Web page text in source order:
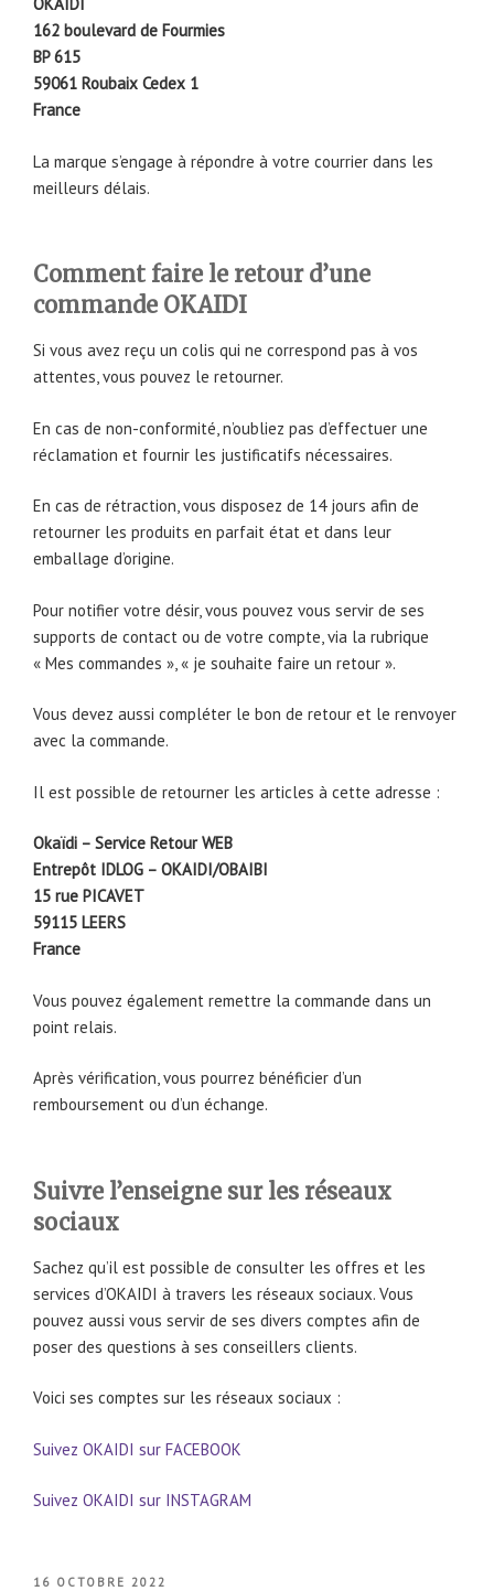
162 boulevard de Fourmies
BP 615
59061 Roubaix Cedex 1
France
La marque s’engage à répondre à votre courrier dans les
meilleurs délais.
Comment faire le retour d’une
commande OKAIDI
Si vous avez reçu un colis qui ne correspond pas à vos
attentes, vous pouvez le retourner.
En cas de non-conformité, n’oubliez pas d’effectuer une
réclamation et fournir les justificatifs nécessaires.
En cas de rétraction, vous disposez de 14 jours afin de
retourner les produits en parfait état et dans leur
emballage d’origine.
Pour notifier votre désir, vous pouvez vous servir de ses
supports de contact ou de votre compte, via la rubrique
« Mes commandes », « je souhaite faire un retour ».
Vous devez aussi compléter le bon de retour et le renvoyer
avec la commande.
Il est possible de retourner les articles à cette adresse :
Okaïdi – Service Retour WEB
Entrepôt IDLOG – OKAIDI/OBAIBI
15 rue PICAVET
59115 LEERS
France
Vous pouvez également remettre la commande dans un
point relais.
Après vérification, vous pourrez bénéficier d’un
remboursement ou d’un échange.
Suivre l’enseigne sur les réseaux
sociaux
Sachez qu’il est possible de consulter les offres et les
services d’OKAIDI à travers les réseaux sociaux. Vous
pouvez aussi vous servir de ses divers comptes afin de
poser des questions à ses conseillers clients.
Voici ses comptes sur les réseaux sociaux :
Suivez OKAIDI sur FACEBOOK
Suivez OKAIDI sur INSTAGRAM
PUBLIÉ
16 OCTOBRE 2022